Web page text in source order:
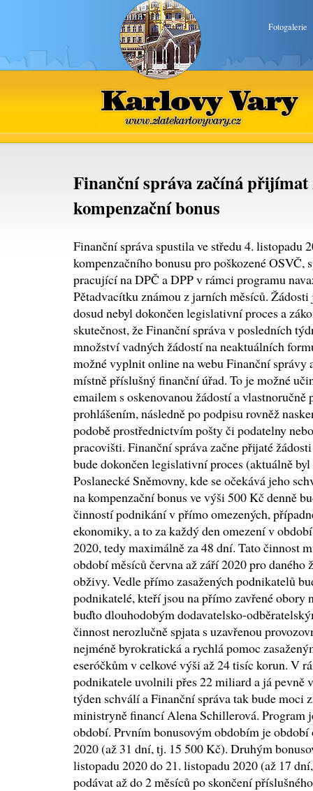
Fotogalerie
Karlovy Vary
www.zlatekarlovyvary.cz
Finanční správa začíná přijímat
kompenzační bonus
Finanční správa spustila ve středu 4. listopadu
kompenzačního bonusu pro poškozené OSVČ,
pracující na DPČ a DPP v rámci programu
Pětadvacítku známou z jarních měsíců.
dosud nebyl dokončen legislativní proces a
skutečnost, že Finanční správa v posledních
množství vadných žádostí na neaktuálních
možné vyplnit online na webu Finanční správy
místně příslušný finanční úřad. To je možné
emailem s oskenovanou žádostí a vlastnoručně
prohlášením, následně po podpisu rovněž
podobě prostřednictvím pošty či podatelny
pracovišti. Finanční správa začne přijaté
bude dokončen legislativní proces (aktuálně
Poslanecké Sněmovny, kde se očekává jeho
na kompenzační bonus ve výši 500 Kč denně
činností podnikání v přímo omezených,
ekonomiky, a to za každý den omezení v
2020, tedy maximálně za 48 dní. Tato činnost
období měsíců června až září 2020 pro
obživy. Vedle přímo zasažených podnikatelů
podnikatelé, kteří jsou na přímo zavřené obory
buďto dlouhodobým dodavatelsko-
činnost nerozlučně spjata s uzavřenou
nejméně byrokratická a rychlá pomoc
eseróčkům v celkové výši až 24 tisíc korun. V
podnikatele uvolnili přes 22 miliard a já pevně
týden schválí a Finanční správa tak bude moci
ministryně financí Alena Schillerová. Program
období. Prvním bonusovým obdobím je
2020 (až 31 dní, tj. 15 500 Kč). Druhým
listopadu 2020 do 21. listopadu 2020 (až 17
podávat až do 2 měsíců po skončení